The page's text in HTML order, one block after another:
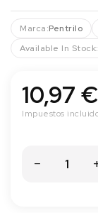
Marca:Pentrilo
Available In Stock:
10,97 €
Impuestos